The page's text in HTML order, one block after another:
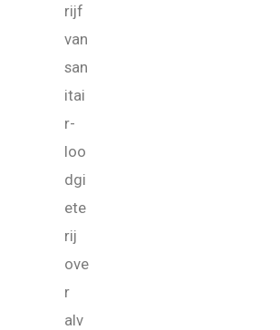
rijf
van
san
itai
r-
loo
dgi
ete
rij
ove
r
alv